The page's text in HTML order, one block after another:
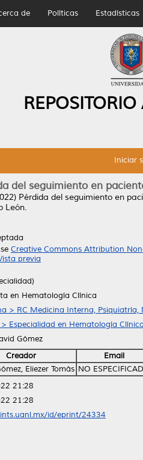
de Políticas Estadísticas
Iniciar
del seguimiento en
Pérdida del seguimiento en
León.
Creative Commons Attribution
previa
en Hematología Clínica
> RC Medicina Interna, Psiquiatría,
Especialidad en Hematología
Gómez
Creador
Email
Eliezer Tomás NO
21:28
21:28
id/eprint/24334